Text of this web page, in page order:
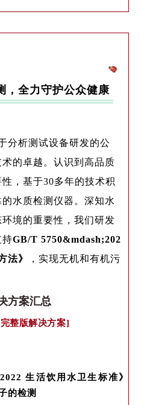
， 全力守护公众健康
分析测试设备研发的公
的卓越。认识到高品质
，基于30多年的技术积
水质检测仪器。深知水
境的重要性，我们研发
持GB/T 5750&mdash;202
法》
，实现无机和有机污
方案汇总
整版解决方案]
2 生活饮用水卫生标准》
的检测